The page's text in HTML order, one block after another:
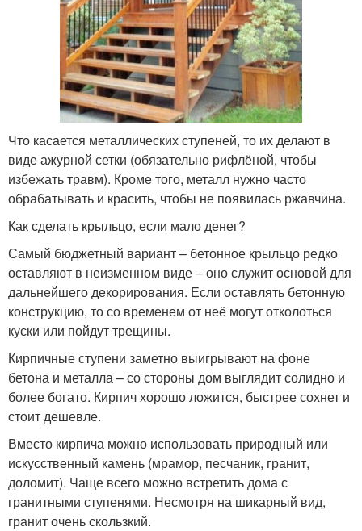
Что касается металлических ступеней, то их делают в
виде ажурной сетки (обязательно рифлёной, чтобы
избежать травм). Кроме того, металл нужно часто
обрабатывать и красить, чтобы не появилась ржавчина.
Как сделать крыльцо, если мало денег?
Самый бюджетный вариант – бетонное крыльцо редко
оставляют в неизменном виде – оно служит основой для
дальнейшего декорирования. Если оставлять бетонную
конструкцию, то со временем от неё могут отколоться
куски или пойдут трещины.
Кирпичные ступени заметно выигрывают на фоне
бетона и металла – со стороны дом выглядит солидно и
более богато. Кирпич хорошо ложится, быстрее сохнет и
стоит дешевле.
Вместо кирпича можно использовать природный или
искусственный камень (мрамор, песчаник, гранит,
доломит). Чаще всего можно встретить дома с
гранитными ступенями. Несмотря на шикарный вид,
гранит очень скользкий.